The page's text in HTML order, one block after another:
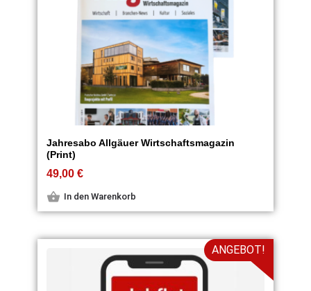
Jahresabo Allgäuer Wirtschaftsmagazin
(Print)
49,00€
In den Warenkorb
ANGEBOT!